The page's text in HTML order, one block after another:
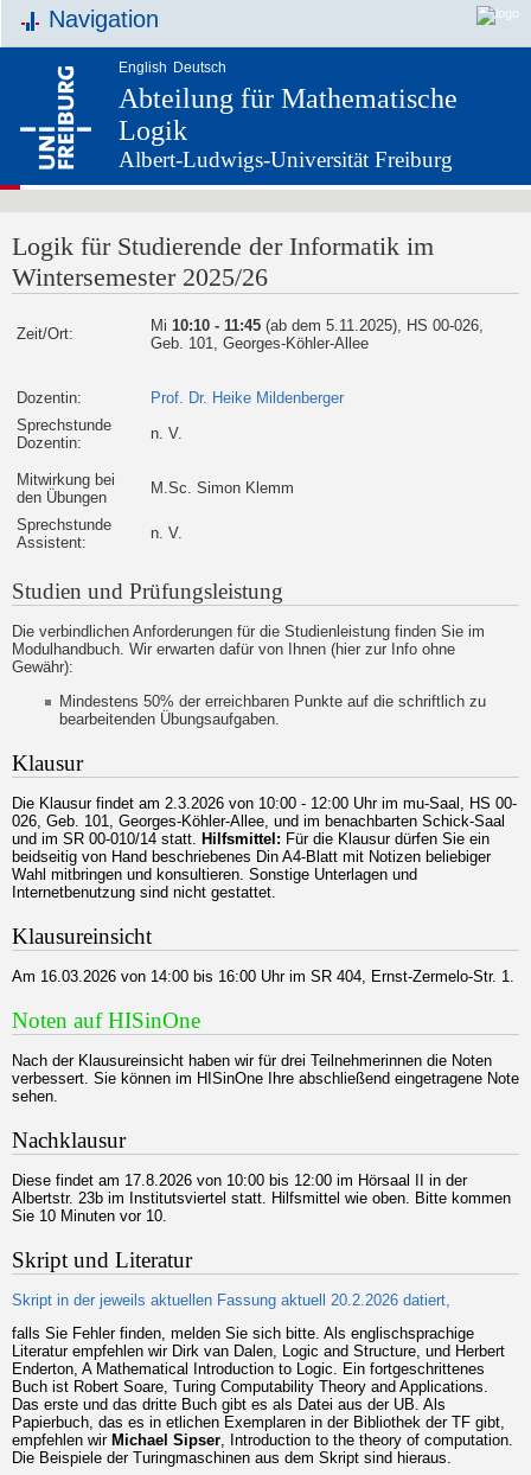
Navigation
English Deutsch
Abteilung für Mathematische
Logik
Albert-Ludwigs-Universität Freiburg
Logik für Studierende der Informatik im
Wintersemester 2025/26
Zeit/Ort: Mi 10:10 - 11:45 (ab dem 5.11.2025), HS 00-026,
Geb. 101, Georges-Köhler-Allee
Dozentin:
Prof. Dr. Heike Mildenberger
Sprechstunde
Dozentin:
n. V.
Mitwirkung bei
den Übungen
M.Sc. Simon Klemm
Sprechstunde
Assistent:
n. V.
Studien und Prüfungsleistung
Die verbindlichen Anforderungen für die Studienleistung finden Sie im
Modulhandbuch. Wir erwarten dafür von Ihnen (hier zur Info ohne
Gewähr):
Mindestens 50% der erreichbaren Punkte auf die schriftlich zu
bearbeitenden Übungsaufgaben.
Klausur
Die Klausur findet am 2.3.2026 von 10:00 - 12:00 Uhr im mu-Saal, HS 00-
026, Geb. 101, Georges-Köhler-Allee, und im benachbarten Schick-Saal
und im SR 00-010/14 statt.
Hilfsmittel: Für die Klausur dürfen Sie ein
beidseitig von Hand beschriebenes Din A4-Blatt mit Notizen beliebiger
Wahl mitbringen und konsultieren. Sonstige Unterlagen und
Internetbenutzung sind nicht gestattet.
Klausureinsicht
Am 16.03.2026 von 14:00 bis 16:00 Uhr im SR 404, Ernst-Zermelo-Str. 1.
Noten auf HISinOne
Nach der Klausureinsicht haben wir für drei Teilnehmerinnen die Noten
verbessert. Sie können im HISinOne Ihre abschließend eingetragene Note
sehen.
Nachklausur
Diese findet am 17.8.2026 von 10:00 bis 12:00 im Hörsaal II in der
Albertstr. 23b im Institutsviertel statt. Hilfsmittel wie oben. Bitte kommen
Sie 10 Minuten vor 10.
Skript und Literatur
Skript in der jeweils aktuellen Fassung aktuell 20.2.2026 datiert,
falls Sie Fehler finden, melden Sie sich bitte. Als englischsprachige
Literatur empfehlen wir Dirk van Dalen, Logic and Structure, und Herbert
Enderton, A Mathematical Introduction to Logic. Ein fortgeschrittenes
Buch ist Robert Soare, Turing Computability Theory and Applications.
Das erste und das dritte Buch gibt es als Datei aus der UB. Als
Papierbuch, das es in etlichen Exemplaren in der Bibliothek der TF gibt,
empfehlen wir Michael Sipser, Introduction to the theory of computation.
Die Beispiele der Turingmaschinen aus dem Skript sind hieraus.